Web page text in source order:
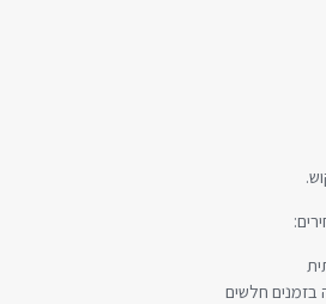
בזמנים חלשים